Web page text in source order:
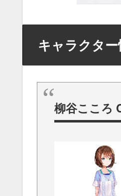
キャラクタ
柳谷こころ